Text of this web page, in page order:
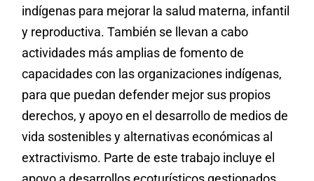
indígenas para mejorar la salud materna, infantil
y reproductiva. También se llevan a cabo
actividades más amplias de fomento de
capacidades con las organizaciones indígenas,
para que puedan defender mejor sus propios
derechos, y apoyo en el desarrollo de medios de
vida sostenibles y alternativas económicas al
extractivismo. Parte de este trabajo incluye el